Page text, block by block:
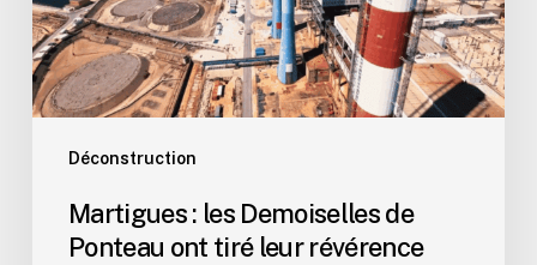
Déconstruction
tiré
leur
révérence
Martigues : les Demoiselles de
Ponteau ont tiré leur révérence